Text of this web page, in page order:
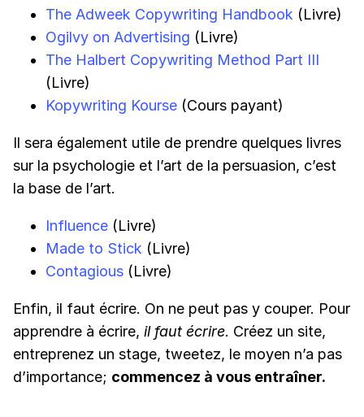
The Adweek Copywriting Handbook (Livre)
Ogilvy on Advertising (Livre)
The Halbert Copywriting Method Part III
(Livre)
Kopywriting Kourse (Cours payant)
Il sera également utile de prendre quelques livres
sur la psychologie et l’art de la persuasion, c’est
la base de l’art.
Influence (Livre)
Made to Stick (Livre)
Contagious (Livre)
Enfin, il faut écrire. On ne peut pas y couper. Pour
apprendre à écrire, il faut écrire. Créez un site,
entreprenez un stage, tweetez, le moyen n’a pas
d’importance; commencez à vous entraîner.